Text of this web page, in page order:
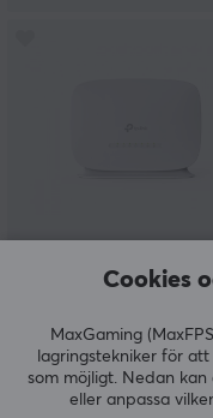
MR105 - 300 Mbps N
(0)
Cookies
MaxGaming
lagringstekniker för
som möjligt. Nedan
eller anpassa